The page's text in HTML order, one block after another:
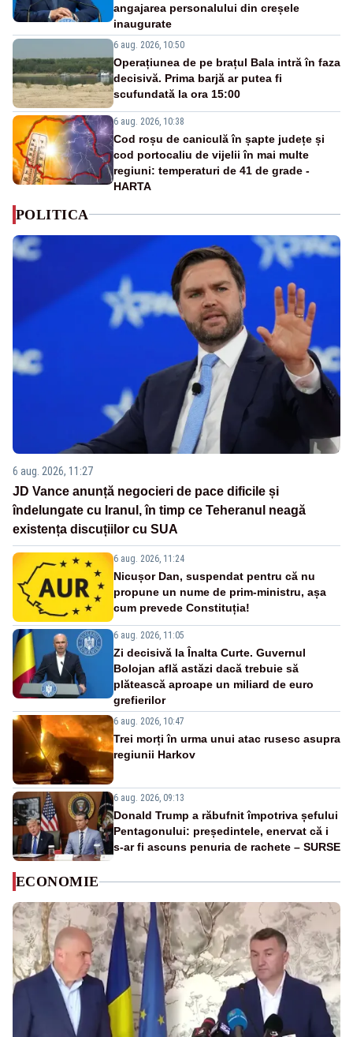
angajarea personalului din creșele
inaugurate
6 aug. 2026, 10:50
Operațiunea de pe brațul Bala intră în faza
decisivă. Prima barjă ar putea fi
scufundată la ora 15:00
6 aug. 2026, 10:38
Cod roșu de caniculă în șapte județe și
cod portocaliu de vijelii în mai multe
regiuni: temperaturi de 41 de grade -
HARTA
POLITICA
6 aug. 2026, 11:27
JD Vance anunță negocieri de pace dificile și
îndelungate cu Iranul, în timp ce Teheranul neagă
existența discuțiilor cu SUA
6 aug. 2026, 11:24
Nicușor Dan, suspendat pentru că nu
propune un nume de prim-ministru, așa
cum prevede Constituția!
6 aug. 2026, 11:05
Zi decisivă la Înalta Curte. Guvernul
Bolojan află astăzi dacă trebuie să
plătească aproape un miliard de euro
grefierilor
6 aug. 2026, 10:47
Trei morți în urma unui atac rusesc asupra
regiunii Harkov
6 aug. 2026, 09:13
Donald Trump a răbufnit împotriva șefului
Pentagonului: președintele, enervat că i
s-ar fi ascuns penuria de rachete – SURSE
ECONOMIE